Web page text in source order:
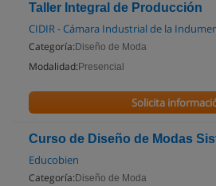
Taller Integral de Producción
CIDIR - Cámara Industrial de la
Categoría: Diseño de Moda
Modalidad: Presencial
Solicita
Curso de Diseño de Modas
Educobien
Categoría: Diseño de Moda